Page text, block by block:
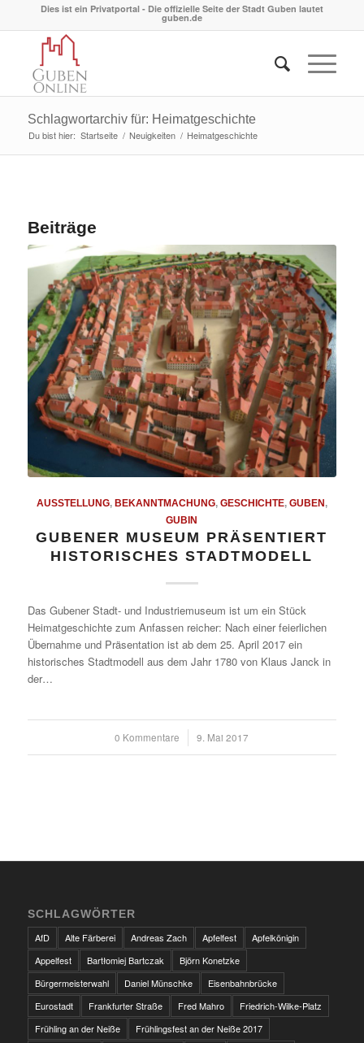
Dies ist ein Privatportal - Die offizielle Seite der Stadt Guben lautet
guben.de
Schlagwortarchiv für: Heimatgeschichte
Du bist hier: Startseite / Neuigkeiten / Heimatgeschichte
Beiträge
AUSSTELLUNG, BEKANNTMACHUNG, GESCHICHTE, GUBEN
GUBIN
GUBENER MUSEUM PRÄSENTIERT
HISTORISCHES STADTMODELL
Das Gubener Stadt- und Industriemuseum ist um ein Stück
Heimatgeschichte zum Anfassen reicher: Nach einer feierlichen
Übernahme und Präsentation ist ab dem 25. April 2017 ein
historisches Stadtmodell aus dem Jahr 1780 von Klaus Janck in
der…
0 Kommentare
/ 9. Mai 2017
SCHLAGWÖRTER
AfD
Alte Färberei Andreas Zach Apfelfest
Apfelkönigin
Appelfest
Bartłomiej Bartczak
Björn Konetzke
Bürgermeisterwahl
Daniel Münschke
Eisenbahnbrücke
Eurostadt
Frankfurter Straße Fred Mahro
Friedrich-Wilke-Platz
Frühling an der Neiße
Frühlingsfest an der Neiße 2017